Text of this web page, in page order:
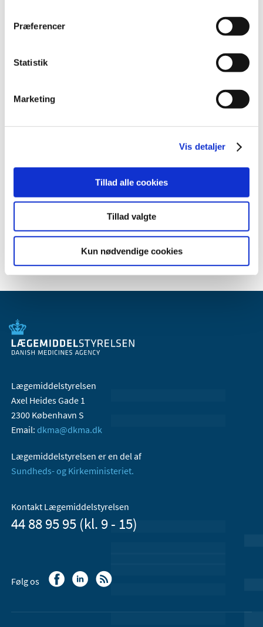
Præferencer
Statistik
Marketing
Vis detaljer
Tillad alle cookies
Tillad valgte
Kun nødvendige cookies
maj (2)
marts (3)
2013 (49)
2007 (3)
2005 (2)
Lægemiddelstyrelsen
Axel Heides Gade 1
2300 København S
Email: dkma@dkma.dk
Lægemiddelstyrelsen er en del af
Sundheds- og Kirkeministeriet.
Kontakt Lægemiddelstyrelsen
44 88 95 95 (kl. 9 - 15)
Følg os